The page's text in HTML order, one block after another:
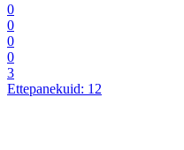
0
0
0
0
3
Ettepanekuid: 12